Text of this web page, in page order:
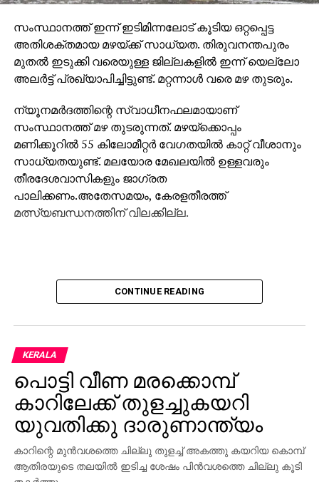
സംസ്ഥാനത്ത് ഇന്ന് ഇടിമിന്നലോട് കൂടിയ ഒറ്റപ്പെട്ട
അതിശക്തമായ മഴയ്ക്ക് സാധ്യത. തിരുവനന്തപുരം
മുതല്‍ ഇടുക്കി വരെയുള്ള ജില്ലകളില്‍ ഇന്ന് യെല്ലോ
അലര്‍ട്ട് പ്രഖ്യാപിച്ചിട്ടുണ്ട്. മറ്റന്നാള്‍ വരെ മഴ തുടരും.
ന്യൂനമര്‍ദത്തിന്റെ സ്വാധീനഫലമായാണ്
സംസ്ഥാനത്ത് മഴ തുടരുന്നത്. മഴയ്‌ക്കൊപ്പം
മണിക്കൂറില്‍ 55 കിലോമീറ്റര്‍ വേഗതയില്‍ കാറ്റ് വീശാനും
സാധ്യതയുണ്ട്. മലയോര മേഖലയില്‍ ഉള്ളവരും
തീരദേശവാസികളും ജാഗ്രത
പാലിക്കണം.അതേസമയം, കേരളതീരത്ത്
മത്സ്യബന്ധനത്തിന് വിലക്കില്ല.
CONTINUE READING
KERALA
പൊട്ടി വീണ മരക്കൊമ്പ്
കാറിലേക്ക് തുളച്ചുകയറി
യുവതിക്കു ദാരുണാന്ത്യം
കാറിന്റെ മുന്‍വശത്തെ ചില്ലു തുളച്ച് അകത്തു കയറിയ കൊമ്പ്
ആതിരയുടെ തലയില്‍ ഇടിച്ച ശേഷം പിന്‍വശത്തെ ചില്ലു കൂടി